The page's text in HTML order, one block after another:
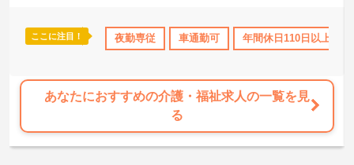
資格取得サポート 研修制度あり 産休･育休･介護休暇取得実
ここに注目！ 夜勤専従 車通勤可 年間休日110日以上
あなたにおすすめの介護・福祉求人の一覧を見
る